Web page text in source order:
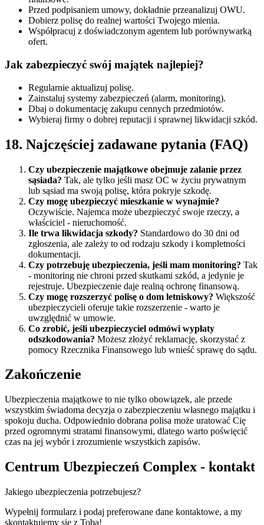
Przed podpisaniem umowy, dokładnie przeanalizuj OWU.
Dobierz polisę do realnej wartości Twojego mienia.
Współpracuj z doświadczonym agentem lub porównywarką
ofert.
Jak zabezpieczyć swój majątek najlepiej?
Regularnie aktualizuj polisę.
Zainstaluj systemy zabezpieczeń (alarm, monitoring).
Dbaj o dokumentację zakupu cennych przedmiotów.
Wybieraj firmy o dobrej reputacji i sprawnej likwidacji szkód.
18. Najczęściej zadawane pytania (FAQ)
Czy ubezpieczenie majątkowe obejmuje zalanie przez
sąsiada? Tak, ale tylko jeśli masz OC w życiu prywatnym
lub sąsiad ma swoją polisę, która pokryje szkodę.
Czy mogę ubezpieczyć mieszkanie w wynajmie?
Oczywiście. Najemca może ubezpieczyć swoje rzeczy, a
właściciel - nieruchomość.
Ile trwa likwidacja szkody? Standardowo do 30 dni od
zgłoszenia, ale zależy to od rodzaju szkody i kompletności
dokumentacji.
Czy potrzebuję ubezpieczenia, jeśli mam monitoring? Tak
- monitoring nie chroni przed skutkami szkód, a jedynie je
rejestruje. Ubezpieczenie daje realną ochronę finansową.
Czy mogę rozszerzyć polisę o dom letniskowy? Większość
ubezpieczycieli oferuje takie rozszerzenie - warto je
uwzględnić w umowie.
Co zrobić, jeśli ubezpieczyciel odmówi wypłaty
odszkodowania? Możesz złożyć reklamację, skorzystać z
pomocy Rzecznika Finansowego lub wnieść sprawę do sądu.
Zakończenie
Ubezpieczenia majątkowe to nie tylko obowiązek, ale przede
wszystkim świadoma decyzja o zabezpieczeniu własnego majątku i
spokoju ducha. Odpowiednio dobrana polisa może uratować Cię
przed ogromnymi stratami finansowymi, dlatego warto poświęcić
czas na jej wybór i zrozumienie wszystkich zapisów.
Centrum Ubezpieczeń Complex - kontakt
Jakiego ubezpieczenia potrzebujesz?
Wypełnij formularz i podaj preferowane dane kontaktowe, a my
skontaktujemy się z Tobą!